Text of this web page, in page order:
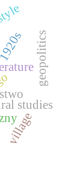
village
geopolitics
studies
1920s